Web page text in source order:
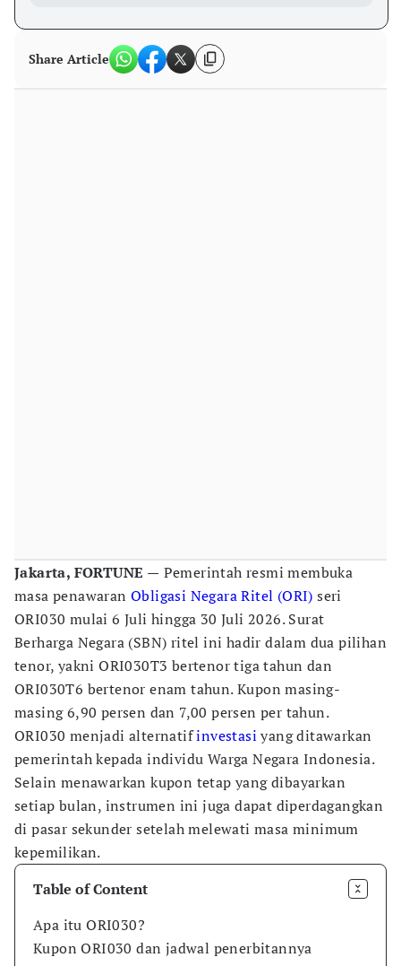
Share Article
Jakarta, FORTUNE — Pemerintah resmi membuka
masa penawaranObligasi Negara Ritel (ORI) seri
ORI030 mulai 6 Juli hingga 30 Juli 2026. Surat
Berharga Negara (SBN) ritel ini hadir dalam dua pilihan
tenor, yakni ORI030T3 bertenor tiga tahun dan
ORI030T6 bertenor enam tahun. Kupon masing-
masing 6,90 persen dan 7,00 persen per tahun.
ORI030 menjadi alternatifinvestasi yang ditawarkan
pemerintah kepada individu Warga Negara Indonesia.
Selain menawarkan kupon tetap yang dibayarkan
setiap bulan, instrumen ini juga dapat diperdagangkan
di pasar sekunder setelah melewati masa minimum
kepemilikan.
Table of Content
Apa itu ORI030?
Kupon ORI030 dan jadwal penerbitannya